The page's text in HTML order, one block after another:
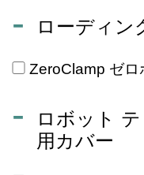
ローディン
ZeroClamp ゼ
ロボット
用カバー